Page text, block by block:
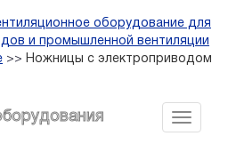
оборудование для
и промышленной вентиляции
>> Ножницы с электроприводом